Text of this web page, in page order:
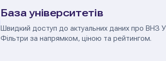
База університетів
Швидкий доступ до актуальних даних про ВНЗ
Фільтри за напрямком, ціною та рейтингом.